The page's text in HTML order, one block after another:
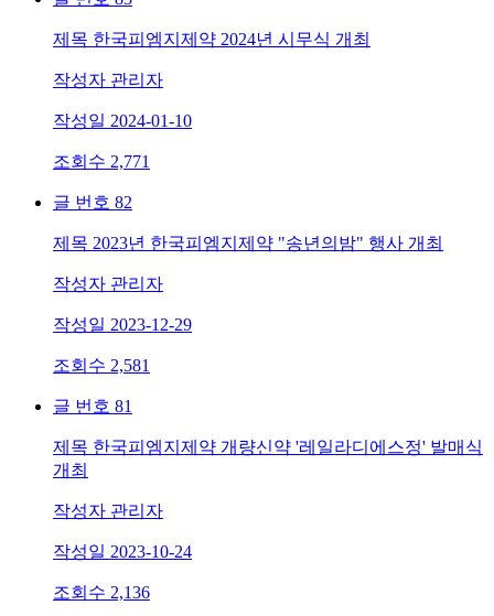
제목 한국피엠지제약 2024년 시무식 개최
작성자 관리자
작성일 2024-01-10
조회수 2,771
글 번호 82
제목 2023년 한국피엠지제약 "송년의밤" 행사 개최
작성자 관리자
작성일 2023-12-29
조회수 2,581
글 번호 81
제목 한국피엠지제약 개량신약 '레일라디에스정' 발매식
개최
작성자 관리자
작성일 2023-10-24
조회수 2,136